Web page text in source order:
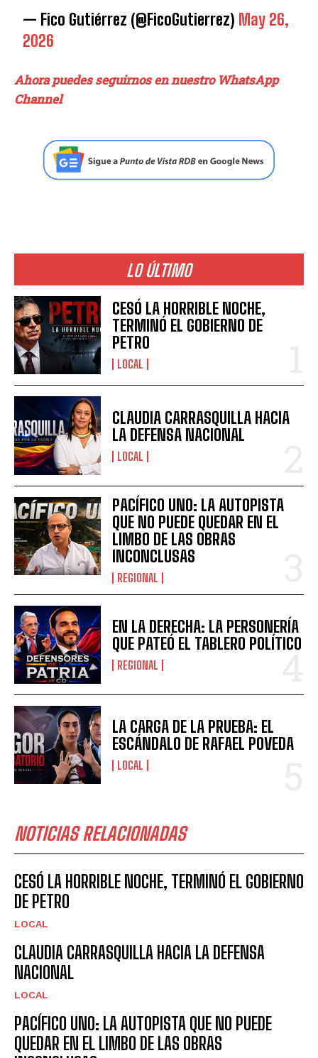
— Fico Gutiérrez (@FicoGutierrez) May 26,
2026
Ahora puedes seguirnos en nuestro WhatsApp
Channel
LO ÚLTIMO
CESÓ LA HORRIBLE NOCHE,
TERMINÓ EL GOBIERNO DE
PETRO
LOCAL
CLAUDIA CARRASQUILLA HACIA
LA DEFENSA NACIONAL
LOCAL
PACÍFICO UNO: LA AUTOPISTA
QUE NO PUEDE QUEDAR EN EL
LIMBO DE LAS OBRAS
INCONCLUSAS
REGIONAL
EN LA DERECHA: LA PERSONERÍA
QUE PATEÓ EL TABLERO POLÍTICO
REGIONAL
LA CARGA DE LA PRUEBA: EL
ESCÁNDALO DE RAFAEL POVEDA
LOCAL
NOTICIAS RELACIONADAS
CESÓ LA HORRIBLE NOCHE, TERMINÓ EL GOBIERNO
DE PETRO
LOCAL
CLAUDIA CARRASQUILLA HACIA LA DEFENSA
NACIONAL
LOCAL
PACÍFICO UNO: LA AUTOPISTA QUE NO PUEDE
QUEDAR EN EL LIMBO DE LAS OBRAS